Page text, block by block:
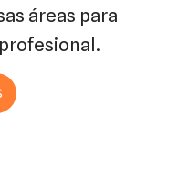
áreas para